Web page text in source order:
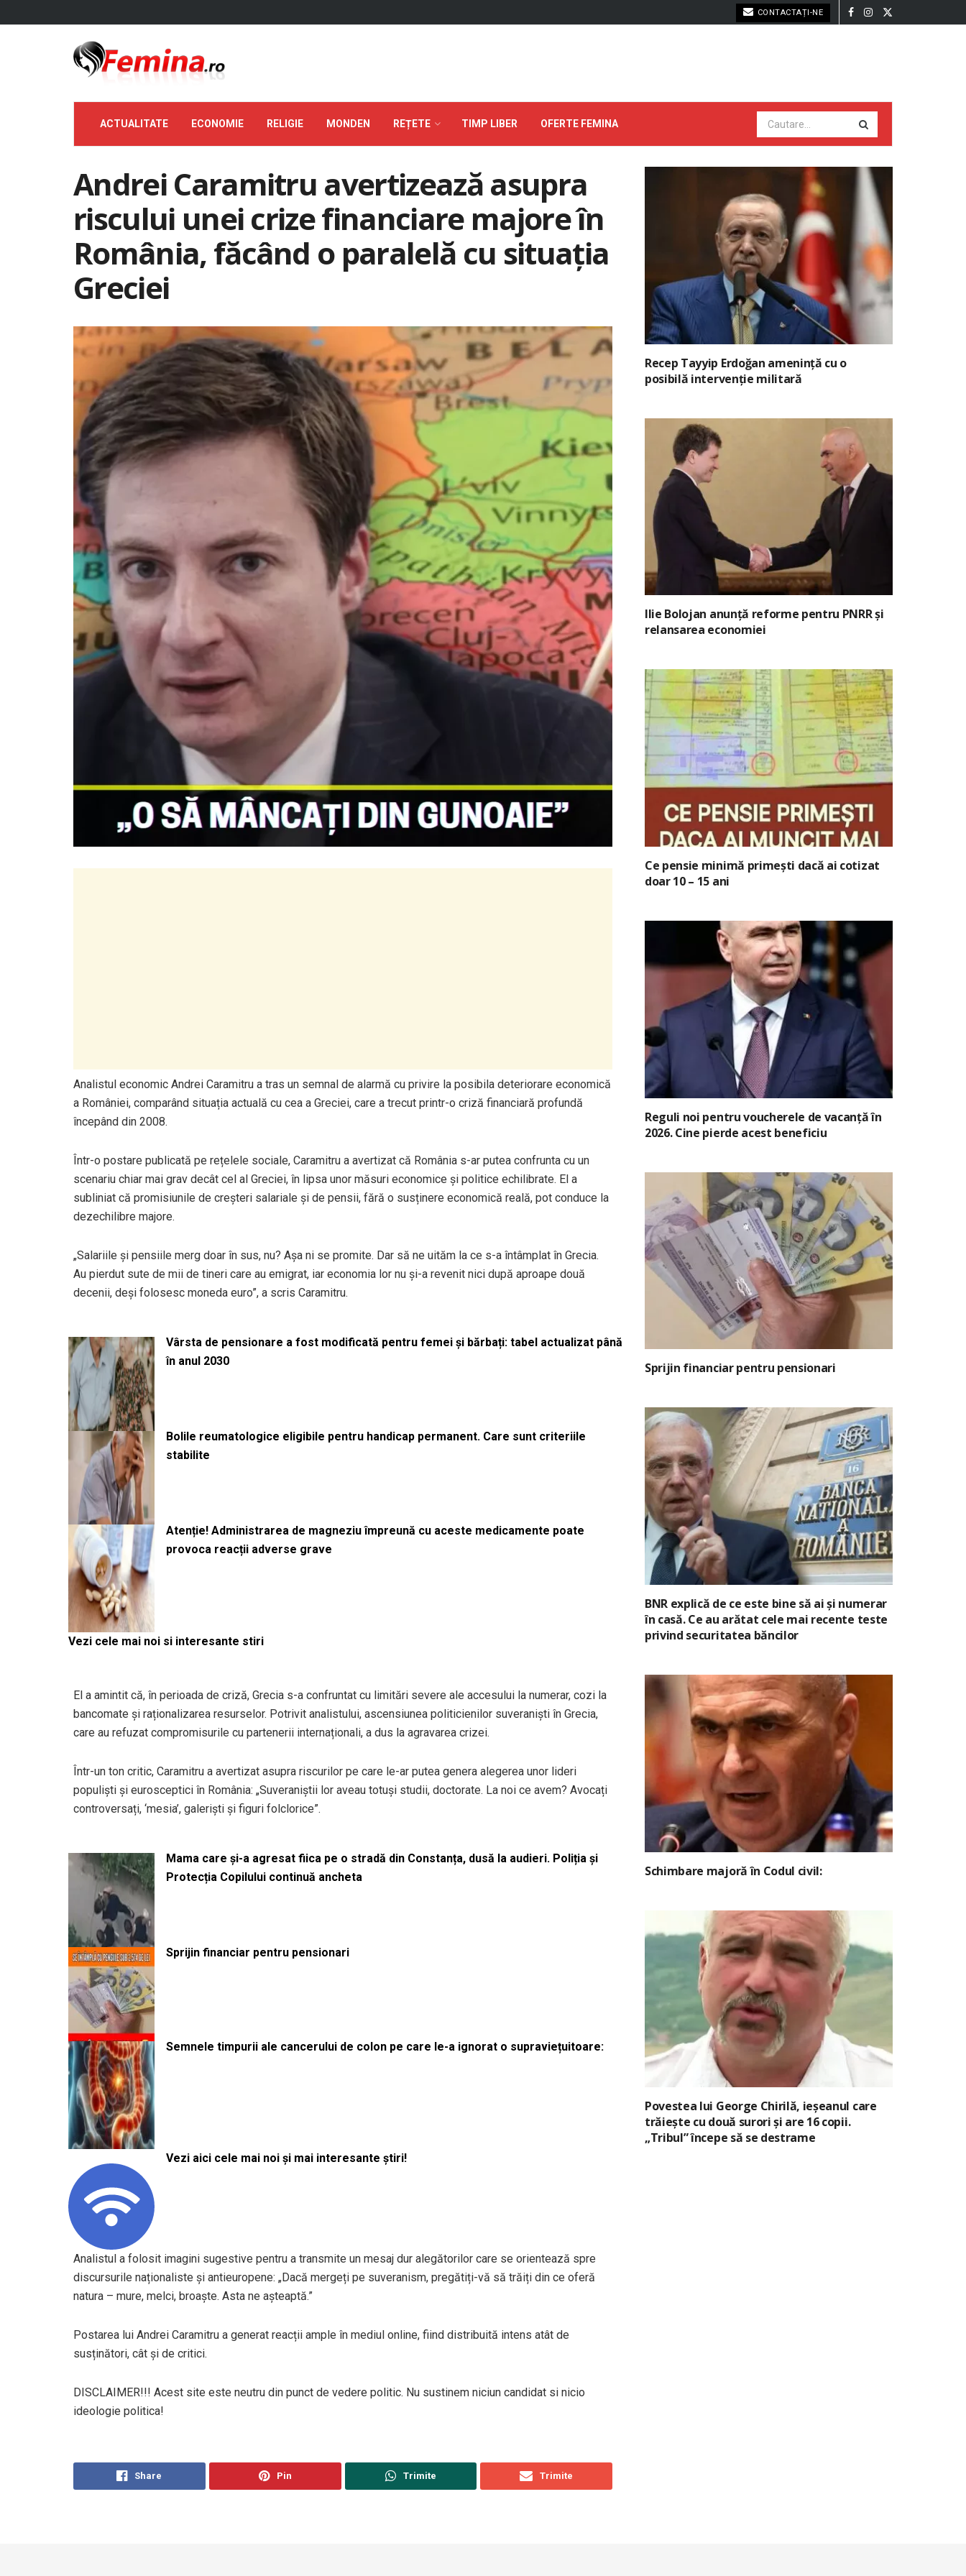
CONTACTAȚI-NE
ACTUALITATE ECONOMIE RELIGIE MONDEN REȚETE TIMP LIBER OFERTE FEMINA
Andrei Caramitru avertizează asupra
riscului unei crize financiare majore în
România, făcând o paralelă cu situația
Greciei
Analistul economic Andrei Caramitru a tras un semnal de alarmă cu privire la posibila deteriorare economică
a României, comparând situația actuală cu cea a Greciei, care a trecut printr-o criză financiară profundă
începând din 2008.
Într-o postare publicată pe rețelele sociale, Caramitru a avertizat că România s-ar putea confrunta cu un
scenariu chiar mai grav decât cel al Greciei, în lipsa unor măsuri economice și politice echilibrate. El a
subliniat că promisiunile de creșteri salariale și de pensii, fără o susținere economică reală, pot conduce la
dezechilibre majore.
„Salariile și pensiile merg doar în sus, nu? Așa ni se promite. Dar să ne uităm la ce s-a întâmplat în Grecia.
Au pierdut sute de mii de tineri care au emigrat, iar economia lor nu și-a revenit nici după aproape două
decenii, deși folosesc moneda euro”, a scris Caramitru.
Vârsta de pensionare a fost modificată pentru femei și bărbați: tabel actualizat până
în anul 2030
Bolile reumatologice eligibile pentru handicap permanent. Care sunt criteriile
stabilite
Atenție! Administrarea de magneziu împreună cu aceste medicamente poate
provoca reacții adverse grave
Vezi cele mai noi si interesante stiri
El a amintit că, în perioada de criză, Grecia s-a confruntat cu limitări severe ale accesului la numerar, cozi la
bancomate și raționalizarea resurselor. Potrivit analistului, ascensiunea politicienilor suveraniști în Grecia,
care au refuzat compromisurile cu partenerii internaționali, a dus la agravarea crizei.
Într-un ton critic, Caramitru a avertizat asupra riscurilor pe care le-ar putea genera alegerea unor lideri
populiști și eurosceptici în România: „Suveraniștii lor aveau totuși studii, doctorate. La noi ce avem? Avocați
controversați, ‘mesia’, galeriști și figuri folclorice”.
Mama care și-a agresat fiica pe o stradă din Constanța, dusă la audieri. Poliția și
Protecția Copilului continuă ancheta
Sprijin financiar pentru pensionari
Semnele timpurii ale cancerului de colon pe care le-a ignorat o supraviețuitoare:
Vezi aici cele mai noi și mai interesante știri!
Analistul a folosit imagini sugestive pentru a transmite un mesaj dur alegătorilor care se orientează spre
discursurile naționaliste și antieuropene: „Dacă mergeți pe suveranism, pregătiți-vă să trăiți din ce oferă
natura – mure, melci, broaște. Asta ne așteaptă.”
Postarea lui Andrei Caramitru a generat reacții ample în mediul online, fiind distribuită intens atât de
susținători, cât și de critici.
DISCLAIMER!!! Acest site este neutru din punct de vedere politic. Nu sustinem niciun candidat si nicio
ideologie politica!
Share Pin Trimite Trimite
Recep Tayyip Erdoğan amenință cu o
posibilă intervenție militară
Ilie Bolojan anunță reforme pentru PNRR și
relansarea economiei
Ce pensie minimă primești dacă ai cotizat
doar 10 – 15 ani
Reguli noi pentru voucherele de vacanță în
2026. Cine pierde acest beneficiu
Sprijin financiar pentru pensionari
BNR explică de ce este bine să ai și numerar
în casă. Ce au arătat cele mai recente teste
privind securitatea băncilor
Schimbare majoră în Codul civil:
Povestea lui George Chirilă, ieșeanul care
trăiește cu două surori și are 16 copii.
„Tribul” începe să se destrame